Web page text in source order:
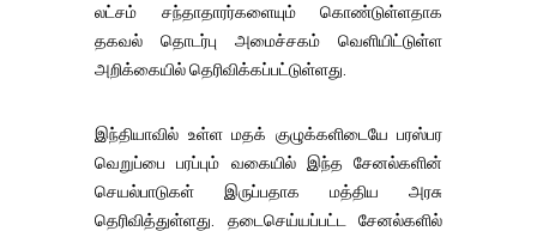
லட்சம் சந்தாதாரர்களையும் கொண்டுள்ளதாக
தகவல் தொடர்பு அமைச்சகம் வெளியிட்டுள்ள
அறிக்கையில் தெரிவிக்கப்பட்டுள்ளது.
இந்தியாவில் உள்ள மதக் குழுக்களிடையே பரஸ்பர
வெறுப்பை பரப்பும் வகையில் இந்த சேனல்களின்
செயல்பாடுகள் இருப்பதாக மத்திய அரசு
தெரிவித்துள்ளது. தடைசெய்யப்பட்ட சேனல்களில்